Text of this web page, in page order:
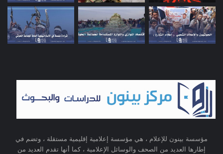
مؤسسة بينون للإعلام ، هي مؤسسة إعلامية إقليمية مستقلة ، وتضم في
إطارها العديد من الصحف والوسائل الإعلامية ، كما أنها تقدم العديد من